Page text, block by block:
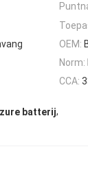
OEM:
Norm:
CCA:
batterij,